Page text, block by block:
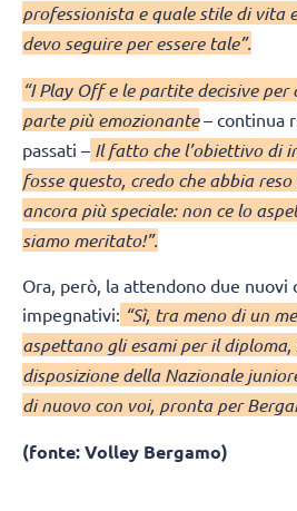
professionista e quale stile di vita
devo seguire per essere tale”.
“I Play Off e le partite decisive
parte più emozionante– continua
passati – Il fatto che l’obiettivo di
fosse questo, credo che abbia
ancora più speciale: non ce lo
siamo meritato!”.
Ora, però, la attendono due
impegnativi: “Sì, tra meno di un
aspettano gli esami per il
disposizione della Nazionale
di nuovo con voi, pronta per
(fonte: Volley Bergamo)